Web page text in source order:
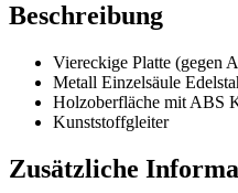
Beschreibung
Viereckige Platte (gegen
Metall Einzelsäule
Holzoberfläche mit ABS
Kunststoffgleiter
Zusätzliche